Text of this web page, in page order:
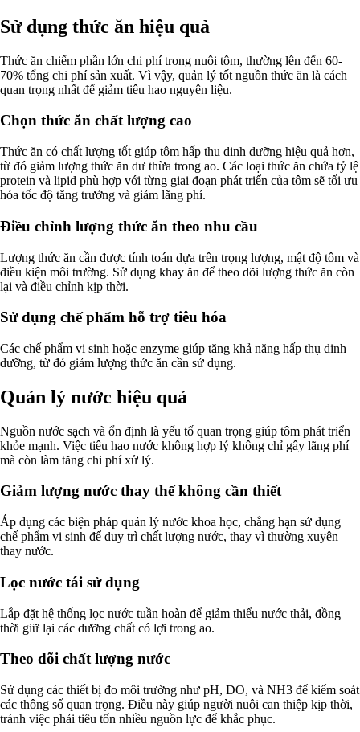
Sử dụng thức ăn hiệu quả
Thức ăn chiếm phần lớn chi phí trong nuôi tôm, thường lên đến 60-
70% tổng chi phí sản xuất. Vì vậy, quản lý tốt nguồn thức ăn là cách
quan trọng nhất để giảm tiêu hao nguyên liệu.
Chọn thức ăn chất lượng cao
Thức ăn có chất lượng tốt giúp tôm hấp thu dinh dưỡng hiệu quả hơn,
từ đó giảm lượng thức ăn dư thừa trong ao. Các loại thức ăn chứa tỷ lệ
protein và lipid phù hợp với từng giai đoạn phát triển của tôm sẽ tối ưu
hóa tốc độ tăng trưởng và giảm lãng phí.
Điều chỉnh lượng thức ăn theo nhu cầu
Lượng thức ăn cần được tính toán dựa trên trọng lượng, mật độ tôm và
điều kiện môi trường. Sử dụng khay ăn để theo dõi lượng thức ăn còn
lại và điều chỉnh kịp thời.
Sử dụng chế phẩm hỗ trợ tiêu hóa
Các chế phẩm vi sinh hoặc enzyme giúp tăng khả năng hấp thụ dinh
dưỡng, từ đó giảm lượng thức ăn cần sử dụng.
Quản lý nước hiệu quả
Nguồn nước sạch và ổn định là yếu tố quan trọng giúp tôm phát triển
khỏe mạnh. Việc tiêu hao nước không hợp lý không chỉ gây lãng phí
mà còn làm tăng chi phí xử lý.
Giảm lượng nước thay thế không cần thiết
Áp dụng các biện pháp quản lý nước khoa học, chẳng hạn sử dụng
chế phẩm vi sinh để duy trì chất lượng nước, thay vì thường xuyên
thay nước.
Lọc nước tái sử dụng
Lắp đặt hệ thống lọc nước tuần hoàn để giảm thiểu nước thải, đồng
thời giữ lại các dưỡng chất có lợi trong ao.
Theo dõi chất lượng nước
Sử dụng các thiết bị đo môi trường như pH, DO, và NH3 để kiểm soát
các thông số quan trọng. Điều này giúp người nuôi can thiệp kịp thời,
tránh việc phải tiêu tốn nhiều nguồn lực để khắc phục.